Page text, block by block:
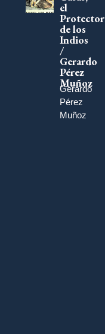
el
Protector
de los
Indios
/
Gerardo
Pérez
Muñoz
Gerardo
Pérez
Muñoz